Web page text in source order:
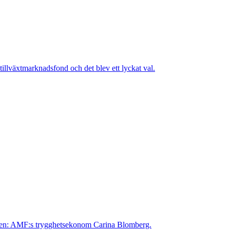
och det blev ett lyckat val.
AMF:s trygghetsekonom Carina Blomberg.